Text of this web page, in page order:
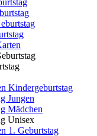
Kindergeburtstag
Jungen
Mädchen
Unisex
1. Geburtstag